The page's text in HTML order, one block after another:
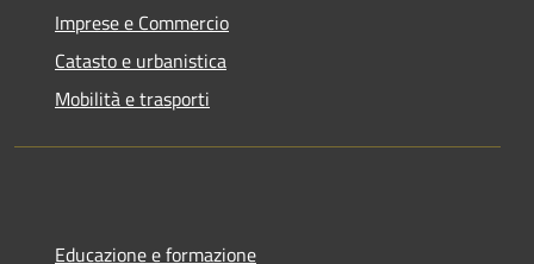
Imprese e Commercio
Catasto e urbanistica
Mobilità e trasporti
Educazione e formazione